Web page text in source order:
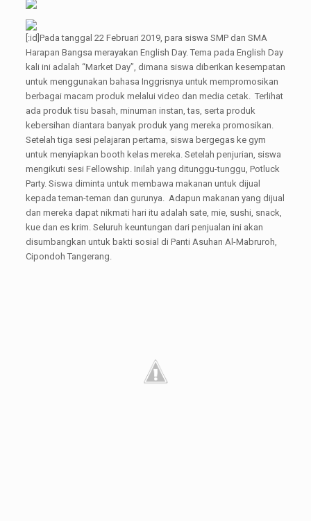
[:id]Pada tanggal 22 Februari 2019, para siswa SMP dan SMA
Harapan Bangsa merayakan English Day. Tema pada English Day
kali ini adalah “Market Day”, dimana siswa diberikan kesempatan
untuk menggunakan bahasa Inggrisnya untuk mempromosikan
berbagai macam produk melalui video dan media cetak. Terlihat
ada produk tisu basah, minuman instan, tas, serta produk
kebersihan diantara banyak produk yang mereka promosikan.
Setelah tiga sesi pelajaran pertama, siswa bergegas ke gym
untuk menyiapkan booth kelas mereka. Setelah penjurian, siswa
mengikuti sesi Fellowship. Inilah yang ditunggu-tunggu, Potluck
Party. Siswa diminta untuk membawa makanan untuk dijual
kepada teman-teman dan gurunya. Adapun makanan yang dijual
dan mereka dapat nikmati hari itu adalah sate, mie, sushi, snack,
kue dan es krim. Seluruh keuntungan dari penjualan ini akan
disumbangkan untuk bakti sosial di Panti Asuhan Al-Mabruroh,
Cipondoh Tangerang.